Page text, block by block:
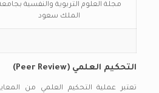
مجلة العلوم التربوية والنفسية
الملك سعود
التحكيم العلمي (Peer Review)
تعتبر عملية التحكيم العلمي من